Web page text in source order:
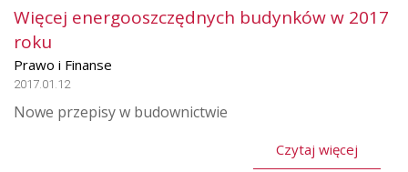
Więcej energooszczędnych budynków w 2017
roku
Prawo i Finanse
2017.01.12
Nowe przepisy w budownictwie
Czytaj więcej